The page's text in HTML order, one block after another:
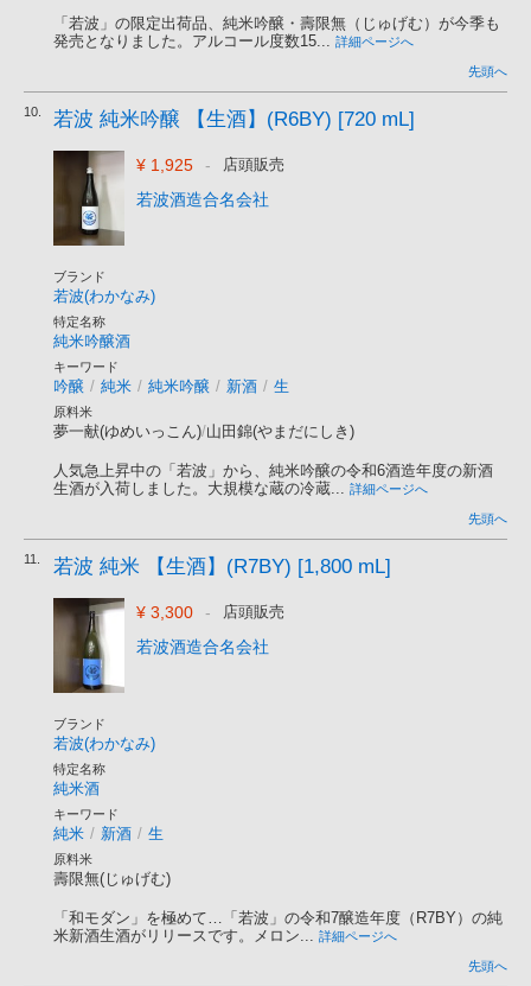
「若波」の限定出荷品、純米吟醸・壽限無（じゅげむ）が今季も
発売となりました。アルコール度数15... 詳細ページへ
先頭へ
10. 若波 純米吟醸 【生酒】(R6BY) [720 mL]
¥ 1,925 - 店頭販売
若波酒造合名会社
ブランド
若波(わかなみ)
特定名称
純米吟醸酒
キーワード
吟醸 / 純米 / 純米吟醸 / 新酒 / 生
原料米
夢一献(ゆめいっこん)/山田錦(やまだにしき)
人気急上昇中の「若波」から、純米吟醸の令和6酒造年度の新酒
生酒が入荷しました。大規模な蔵の冷蔵... 詳細ページへ
先頭へ
11. 若波 純米 【生酒】(R7BY) [1,800 mL]
¥ 3,300 - 店頭販売
若波酒造合名会社
ブランド
若波(わかなみ)
特定名称
純米酒
キーワード
純米 / 新酒 / 生
原料米
壽限無(じゅげむ)
「和モダン」を極めて…「若波」の令和7醸造年度（R7BY）の純
米新酒生酒がリリースです。メロン... 詳細ページへ
先頭へ